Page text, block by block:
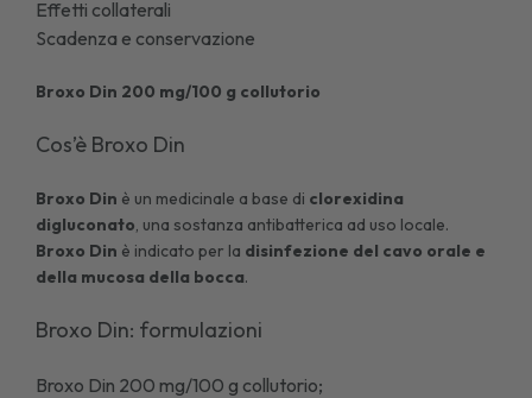
Effetti collaterali
Scadenza e conservazione
Broxo Din 200 mg/100 g collutorio
Cos’è Broxo Din
Broxo Din è un medicinale a base di clorexidina
digluconato, una sostanza antibatterica ad uso locale.
Broxo Din è indicato per la disinfezione del cavo orale e
della mucosa della bocca.
Broxo Din: formulazioni
Broxo Din 200 mg/100 g collutorio;